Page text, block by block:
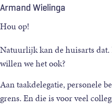
Armand Wielinga
Hou op!
Natuurlijk kan de huisarts dat.
willen we het ook?
Aan taakdelegatie, personele
grens. En die is voor veel